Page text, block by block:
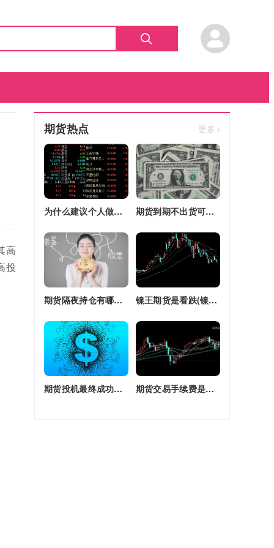
高
投
期货热点 更多>
为什么建议个人做期货(为什么建议个人做期货交易) 期货到期不出货可以转平仓吗吗(期货如果到期不平仓怎么办)
期货隔夜持仓有哪些(期货隔夜持仓有哪些风险) 镍王期货是看跌(镍王期货是看跌还是看涨)
期货投机最终成功率(期货投机最终成功率是多少) 期货交易手续费是单边还是双边收(期货交易手续费是单边还是双边收费)